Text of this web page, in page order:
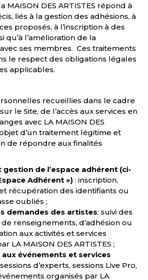
MAISON DES ARTISTES répond à
liés à la gestion des adhésions, à
proposés, à l’inscription à des
qu’à l’amélioration de la
ses membres. Ces traitements
le respect des obligations légales
applicables.
recueillies dans le cadre
le Site, de l’accès aux services en
avec LA MAISON DES
d’un traitement légitime et
de répondre aux finalités
de l’espace adhérent (ci-
Adhérent ») : inscription,
récupération des identifiants ou
oubliés ;
demandes des artistes: suivi des
renseignements, d’adhésion ou
aux activités et services
LA MAISON DES ARTISTES ;
événements et services
d’experts, sessions Live Pro,
organisés par LA